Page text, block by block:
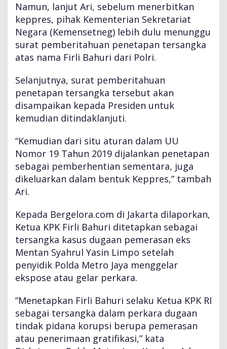
r
a
F
i
r
l
B
a
h
u
r
d
a
r
i
K
u
a
K
P
K
Namun, lanjut Ari, sebelum menerbitkan
keppres, pihak Kementerian Sekretariat
Negara (Kemensetneg) lebih dulu menunggu
surat pemberitahuan penetapan tersangka
atas nama Firli Bahuri dari Polri.
Selanjutnya, surat pemberitahuan
penetapan tersangka tersebut akan
disampaikan kepada Presiden untuk
kemudian ditindaklanjuti.
“Kemudian dari situ aturan dalam UU
Nomor 19 Tahun 2019 dijalankan penetapan
sebagai pemberhentian sementara, juga
dikeluarkan dalam bentuk Keppres,” tambah
Ari.
Kepada Bergelora.com di Jakarta dilaporkan,
Ketua KPK Firli Bahuri ditetapkan sebagai
tersangka kasus dugaan pemerasan eks
Mentan Syahrul Yasin Limpo setelah
penyidik Polda Metro Jaya menggelar
ekspose atau gelar perkara.
“Menetapkan Firli Bahuri selaku Ketua KPK RI
sebagai tersangka dalam perkara dugaan
tindak pidana korupsi berupa pemerasan
atau penerimaan gratifikasi,” kata